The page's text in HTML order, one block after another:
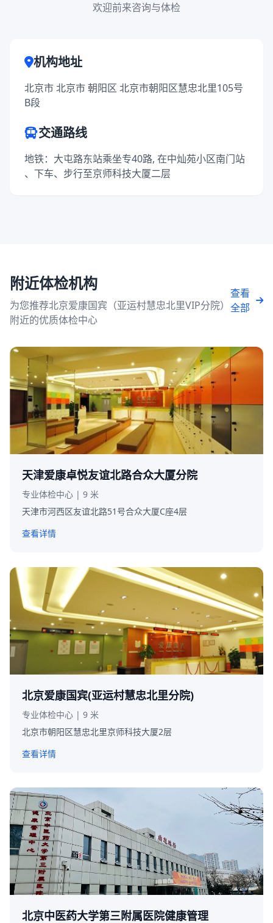
欢迎前来咨询与体检
机构地址
北京市 北京市 朝阳区 北京市朝阳区慧忠北里105号
B段
交通路线
地铁：大屯路东站乘坐专40路, 在中灿苑小区南门站
、下车、步行至京师科技大厦二层
附近体检机构
为您推荐北京爱康国宾（亚运村慧忠北里VIP分院）
附近的优质体检中心
查看
全部
天津爱康卓悦友谊北路合众大厦分院
专业体检中心 | 9 米
天津市河西区友谊北路51号合众大厦C座4层
查看详情
北京爱康国宾(亚运村慧忠北里分院)
专业体检中心 | 9 米
北京市朝阳区慧忠北里京师科技大厦2层
查看详情
北京中医药大学第三附属医院健康管理